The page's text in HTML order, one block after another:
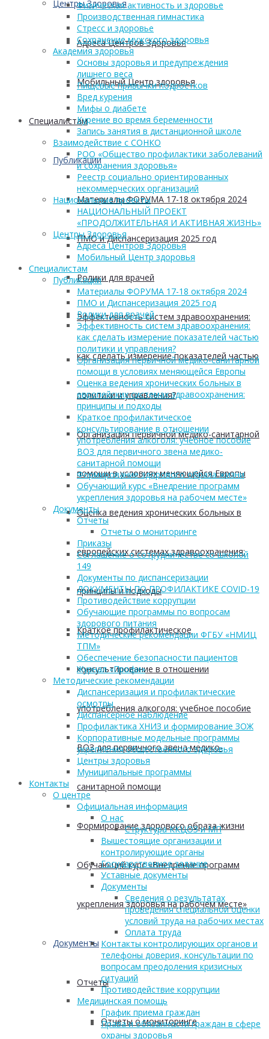
Центры Здоровья
Адреса Центров Здоровья
Мобильный Центр здоровья
Cпециалистам
Публикации
Материалы ФОРУМА 17-18 октября 2024
ПМО и Диспансеризация 2025 год
Ролики для врачей
Эффективность систем здравоохранения:
как сделать измерение показателей частью
политики и управления?
Организация первичной медико-санитарной
помощи в условиях меняющейся Европы
Оценка ведения хронических больных в
европейских системах здравоохранения:
принципы и подходы
Краткое профилактическое
консультирование в отношении
употребления алкоголя: учебное пособие
ВОЗ для первичного звена медико-
санитарной помощи
Формирование здорового образа жизни
Обучающий курс «Внедрение программ
укрепления здоровья на рабочем месте»
Документы
Отчеты
Отчеты о мониторинге
Физическая активность и здоровье
Производственная гимнастика
Стресс и здоровье
Сохранение мужского здоровья
Академия здоровья
Основы здоровья и предупреждения
лишнего веса
Пищевые привычки подростков
Вред курения
Мифы о диабете
Курение во время беременности
Запись занятия в дистанционной школе
Взаимодействие с СОНКО
РОО «Общество профилактики заболеваний
и сохранения здоровья»
Реестр социально ориентированных
некоммерческих организаций
Национальные проекты
НАЦИОНАЛЬНЫЙ ПРОЕКТ
«ПРОДОЛЖИТЕЛЬНАЯ И АКТИВНАЯ ЖИЗНЬ»
Центры Здоровья
Адреса Центров Здоровья
Мобильный Центр здоровья
Cпециалистам
Публикации
Материалы ФОРУМА 17-18 октября 2024
ПМО и Диспансеризация 2025 год
Ролики для врачей
Эффективность систем здравоохранения:
как сделать измерение показателей частью
политики и управления?
Организация первичной медико-санитарной
помощи в условиях меняющейся Европы
Оценка ведения хронических больных в
европейских системах здравоохранения:
принципы и подходы
Краткое профилактическое
консультирование в отношении
употребления алкоголя: учебное пособие
ВОЗ для первичного звена медико-
санитарной помощи
Формирование здорового образа жизни
Обучающий курс «Внедрение программ
укрепления здоровья на рабочем месте»
Документы
Отчеты
Отчеты о мониторинге
Приказы
Соглашение о сотрудничестве со школой
149
Документы по диспансеризации
ДОКУМЕНТЫ ПО ПРОФИЛАКТИКЕ COVID-19
Противодействие коррупции
Обучающие программы по вопросам
здорового питания
Методические рекомендации ФГБУ «НМИЦ
ТПМ»
Обеспечение безопасности пациентов
Журнал «Профи»
Методические рекомендации
Диспансеризация и профилактические
осмотры
Диспансерное наблюдение
Профилактика ХНИЗ и формирование ЗОЖ
Корпоративные модельные программы
укрепления общественного здоровья
Центры здоровья
Муниципальные программы
Контакты
О центре
Официальная информация
О нас
Структура ККЦОЗ и МП
Вышестоящие организации и
контролирующие органы
Государственное задание
Уставные документы
Документы
Сведения о результатах
проведения специальной оценки
условий труда на рабочих местах
Оплата труда
Контакты контролирующих органов и
телефоны доверия, консультации по
вопросам преодоления кризисных
ситуаций
Противодействие коррупции
Медицинская помощь
График приема граждан
Права и обязанности граждан в сфере
охраны здоровья